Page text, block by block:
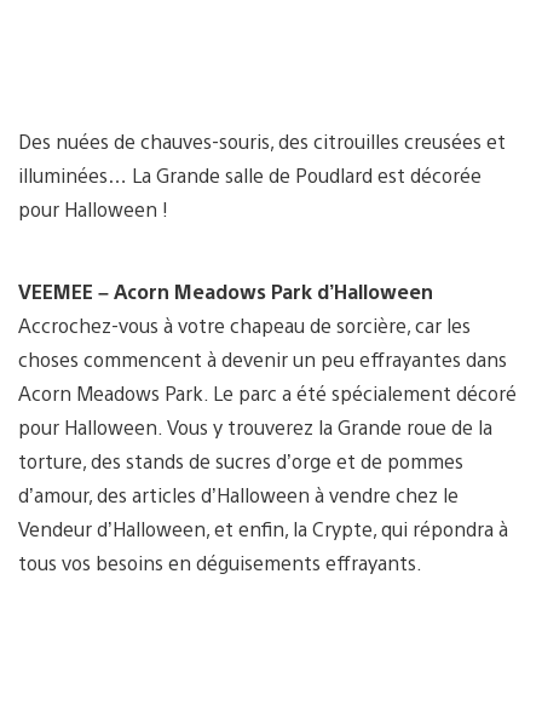
Des nuées de chauves-souris, des citrouilles creusées et
illuminées… La Grande salle de Poudlard est décorée
pour Halloween !
VEEMEE –Acorn Meadows Park d’Halloween
Accrochez-vous à votre chapeau de sorcière, car les
choses commencent à devenir un peu effrayantes dans
Acorn Meadows Park. Le parc a été spécialement décoré
pour Halloween. Vous y trouverez la Grande roue de la
torture, des stands de sucres d’orge et de pommes
d’amour, des articles d’Halloween à vendre chez le
Vendeur d’Halloween, et enfin, la Crypte, qui répondra à
tous vos besoins en déguisements effrayants.